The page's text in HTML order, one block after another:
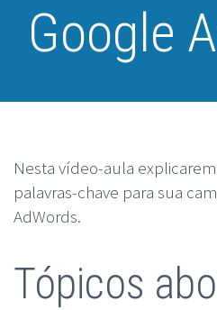
Google
Nesta vídeo-aula
palavras-chave para sua
AdWords.
Tópicos